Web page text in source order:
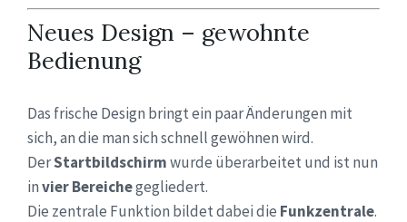
Neues Design – gewohnte
Bedienung
Das frische Design bringt ein paar Änderungen mit
sich, an die man sich schnell gewöhnen wird.
DerStartbildschirmwurde überarbeitet und ist nun
invier Bereichegegliedert.
Die zentrale Funktion bildet dabei die Funkzentrale.